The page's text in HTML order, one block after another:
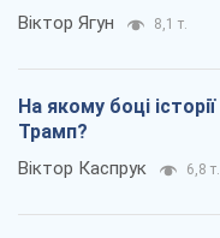
Віктор Ягун 8,1 т.
На якому боці
Трамп?
Віктор Каспрук 6,8 т.